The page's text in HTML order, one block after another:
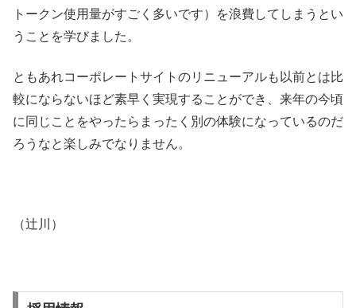
トークン使用量がすごく多いです）を浪費してしまうとい
うことを学びました。
ともあれコーポレートサイトのリニューアルも以前とは比
較にならないほど素早く実現することができ、来年の今頃
に同じことをやったらまったく別の体験になっているのだ
ろうなと楽しみでなりません。
（辻川）